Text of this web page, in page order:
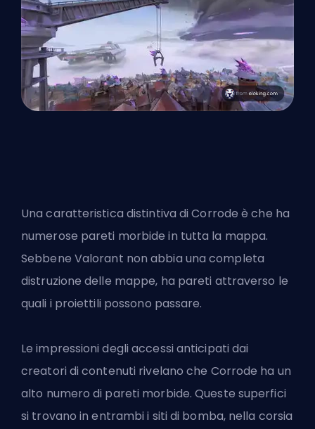
Una caratteristica distintiva di Corrode è che ha
numerose pareti morbide in tutta la mappa.
Sebbene Valorant non abbia una completa
distruzione delle mappe, ha pareti attraverso le
quali i proiettili possono passare.
Le impressioni degli accessi anticipati dai
creatori di contenuti rivelano che Corrode ha un
alto numero di pareti morbide. Queste superfici
si trovano in entrambi i siti di bomba, nella corsia